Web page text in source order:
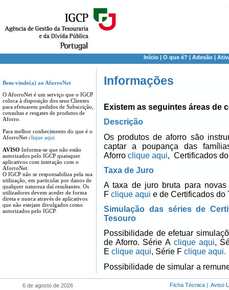
Início |O que é? |Adesão |
Bem-vindo(a) ao AforroNet
O AforroNet é um serviço que o IGCP
coloca à disposição dos seus Clientes
para efetuarem pedidos de Subscrição,
consultas e resgates de produtos de
Aforro.
Para melhor conhecimento do que é o
AforroNet clique aqui
AVISO Informa-se que não estão
autorizados pelo IGCP quaisquer
aplicativos com interação com o
AforroNet.
O IGCP não se responsabiliza pela sua
utilização, em particular por danos de
qualquer natureza daí resultantes. Os
utilizadores devem aceder de forma
direta e nunca através de aplicativos
que não estejam divulgados como
autorizados pelo IGCP.
Informações
Existem as seguintes áreas de
Descrição
Os produtos de aforro são
captar a poupança das
Aforro clique aqui, Certificados
Taxa de Juro
A taxa de juro bruta para
F clique aqui e de Certificados do
Simulação das séries de
Tesouro
Possibilidade de efetuar
de Aforro. Série A clique aqui,
E clique aqui, Série F clique aqui.
Possibilidade de simular a
dos Certificados do Tesouro
6 de agosto de 2026 Ficha Técnica |Aviso